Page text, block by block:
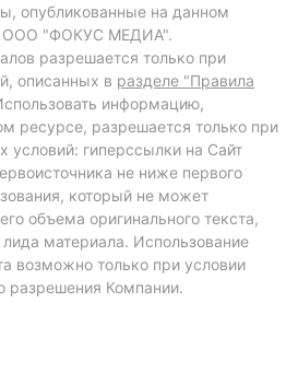
опубликованные на данном
ООО "ФОКУС МЕДИА".
разрешается только при
описанных в разделе "Правила
информацию,
ресурсе, разрешается только при
гиперссылки на Сайт
не ниже первого
который не может
объема оригинального текста,
материала. Использование
возможно только при условии
разрешения Компании.